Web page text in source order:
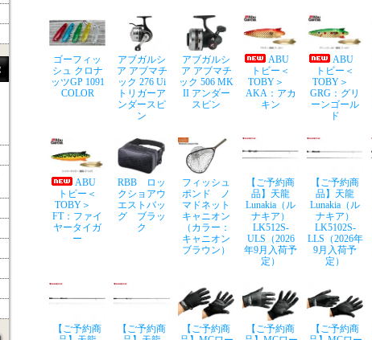
ゴーフィッ
シュ クロナ
ッツGP 1091
COLOR
アブガルシ
ア アブマチ
ック 276 Ui
トリガーア
ンダースピ
ン
アブガルシ
ア アブマチ
ック 506 MK
II アンダー
スピン
ABU
トビー＜
TOBY＞
AKA：アカ
キン
ABU
トビー＜
TOBY＞
GRG：グリ
ーンゴール
ド
ABU
トビー＜
TOBY＞
FT：ファイ
ヤータイガ
ー
RBB ロッ
クショアウ
エストバッ
グ ブラッ
ク
フィッシュ
ポンド ノ
マドネット
キャニオン
（カラー：
キャニオン
ブラウン）
【ご予約商
品】天龍
Lunakia（ル
ナキア）
LK512S-
ULS（2026
年9月入荷予
定）
【ご予約商
品】天龍
Lunakia（ル
ナキア）
LK5102S-
LLS（2026年
9月入荷予
定）
【ご予約商
【ご予約商
【ご予約商
【ご予約商
【ご予約商